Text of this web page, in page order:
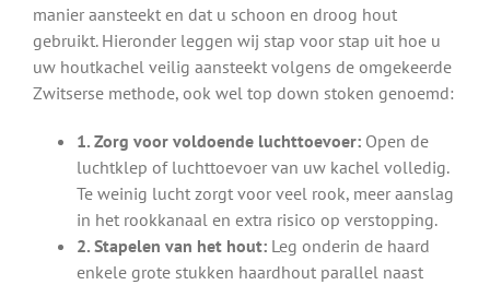
manier aansteekt en dat u schoon en droog hout
gebruikt. Hieronder leggen wij stap voor stap uit hoe u
uw houtkachel veilig aansteekt volgens de omgekeerde
Zwitserse methode, ook wel top down stoken genoemd:
1. Zorg voor voldoende luchttoevoer:Open de
luchtklep of luchttoevoer van uw kachel volledig.
Te weinig lucht zorgt voor veel rook, meer aanslag
in het rookkanaal en extra risico op verstopping.
2. Stapelen van het hout:Leg onderin de haard
enkele grote stukken haardhout parallel naast